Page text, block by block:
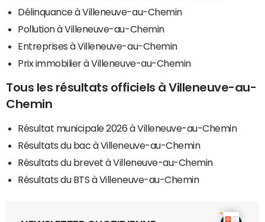
Délinquance à Villeneuve-au-Chemin
Pollution à Villeneuve-au-Chemin
Entreprises à Villeneuve-au-Chemin
Prix immobilier à Villeneuve-au-Chemin
Tous les résultats officiels à Villeneuve-au-
Chemin
Résultat municipale 2026 à Villeneuve-au-Chemin
Résultats du bac à Villeneuve-au-Chemin
Résultats du brevet à Villeneuve-au-Chemin
Résultats du BTS à Villeneuve-au-Chemin